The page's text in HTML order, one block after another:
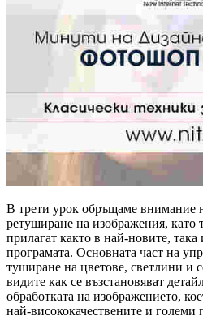
В трети урок обръщаме внимание
ретуширане на изображения, като
прилагат както в най-новите,
програмата. Основната част на
туширане на цветове, светлини и
видите как се възстановяват
обработката на изображението,
най-висококачествените и големи